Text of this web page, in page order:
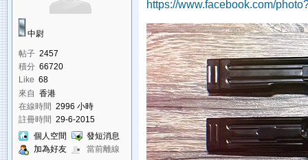
中尉
帖子 2457
積分 66720
Like 68
來自 香港
在線時間 2996 小時
註冊時間 29-6-2015
個人空間
發短消息
加為好友
當前離線
https://www.facebook.com/